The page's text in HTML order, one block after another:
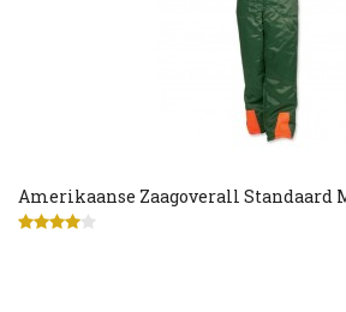
Amerikaanse Zaagoverall Standaard